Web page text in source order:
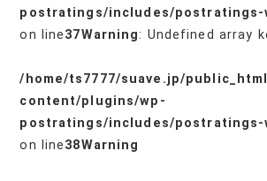
postratings/includes/postratings-
on line37Warning: Undefined array
/home/ts7777/suave.jp/
content/plugins/wp-
postratings/includes/postratings-
on line38Warning